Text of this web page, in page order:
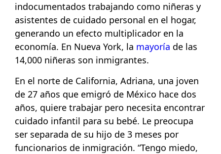
indocumentados trabajando como niñeras y
asistentes de cuidado personal en el hogar,
generando un efecto multiplicador en la
economía. En Nueva York, la mayoría de las
14,000 niñeras son inmigrantes.
En el norte de California, Adriana, una joven
de 27 años que emigró de México hace dos
años, quiere trabajar pero necesita encontrar
cuidado infantil para su bebé. Le preocupa
ser separada de su hijo de 3 meses por
funcionarios de inmigración. “Tengo miedo,